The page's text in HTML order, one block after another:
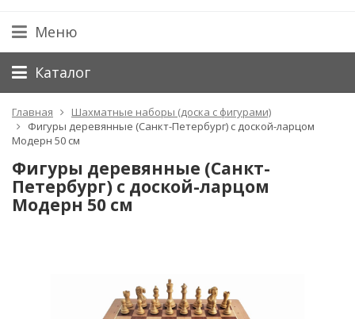
Меню
Каталог
Главная
Шахматные наборы (доска с фигурами)
Фигуры деревянные (Санкт-Петербург) с доской-ларцом
Модерн 50 см
Фигуры деревянные (Санкт-
Петербург) с доской-ларцом
Модерн 50 см